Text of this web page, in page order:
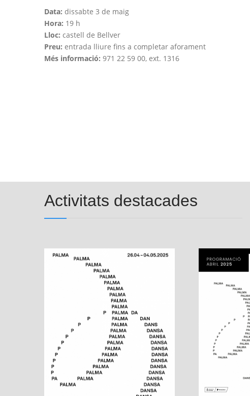
Data: dissabte 3 de maig
Hora: 19 h
Lloc: castell de Bellver
Preu: entrada lliure fins a completar aforament
Més informació: 971 22 59 00, ext. 1316
Activitats destacades